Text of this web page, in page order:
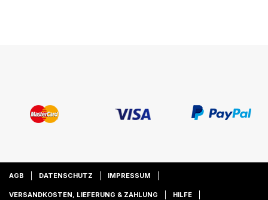
AGB DATENSCHUTZ IMPRESSUM
VERSANDKOSTEN, LIEFERUNG & ZAHLUNG HILFE